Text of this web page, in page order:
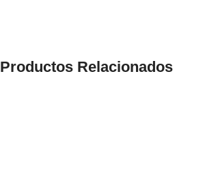
Productos Relacionados